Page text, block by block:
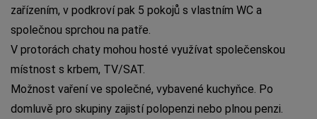
zařízením, v podkroví pak 5 pokojů s vlastním WC a
společnou sprchou na patře.
V protorách chaty mohou hosté využívat společenskou
místnost s krbem, TV/SAT.
Možnost vaření ve společné, vybavené kuchyňce. Po
domluvě pro skupiny zajistí polopenzi nebo plnou penzi.